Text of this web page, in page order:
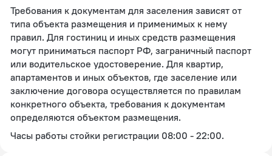
Требования к документам для заселения зависят от
типа объекта размещения и применимых к нему
правил. Для гостиниц и иных средств размещения
могут приниматься паспорт РФ, заграничный паспорт
или водительское удостоверение. Для квартир,
апартаментов и иных объектов, где заселение или
заключение договора осуществляется по правилам
конкретного объекта, требования к документам
определяются объектом размещения.
Часы работы стойки регистрации 08:00 - 22:00.